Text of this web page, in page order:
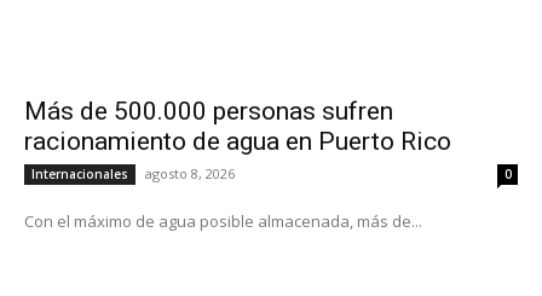
Más de 500.000 personas sufren
racionamiento de agua en Puerto Rico
Internacionales agosto 8, 2026 0
Con el máximo de agua posible almacenada, más de...